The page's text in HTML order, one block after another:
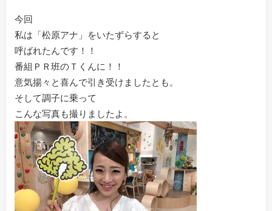
今回
私は「松原アナ」をいたずらすると
呼ばれたんです！！
番組ＰＲ班のＴくんに！！
意気揚々と喜んで引き受けましたとも。
そして調子に乗って
こんな写真も撮りましたよ。